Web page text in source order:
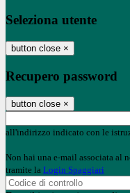
Seleziona utente
button close ×
Recupero password
button close ×
all'indirizzo indicato con le
Non hai una e-mail associata al
tramite la Login Spaggiari